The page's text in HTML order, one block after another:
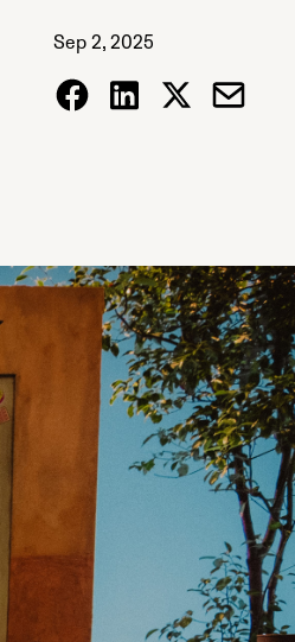
Sep 2, 2025